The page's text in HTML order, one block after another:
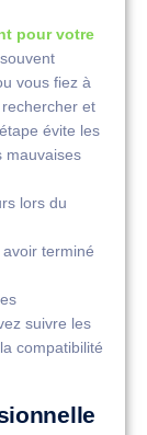
pour votre
vous fiez à
et
évite les
mauvaises
lors du
terminé
suivre les
compatibilité